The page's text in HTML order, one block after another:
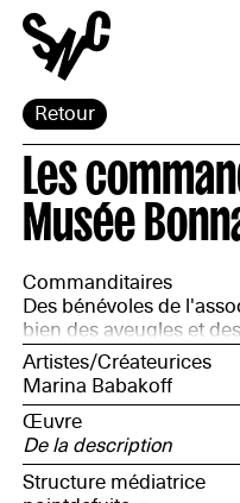
Retour
Les
Musée
Commanditaires
Des bénévoles de
bien des aveugles et
Musée Bonnat
Artistes/Créateurices
Marina Babakoff
Œuvre
De la description
Structure médiatrice